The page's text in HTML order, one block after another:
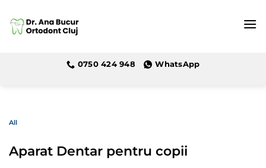
content
0750 424 948 WhatsApp
All
Aparat Dentar pentru copii